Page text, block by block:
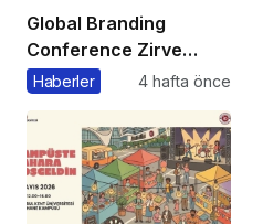
Global Branding
Conference Zirve
Başkanı’ndan Önemli
Haberler 4 hafta önce